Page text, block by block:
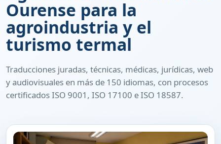
Ourense para la
agroindustria y el
turismo termal
Traducciones juradas, técnicas, médicas, jurídicas, web
y audiovisuales en más de 150 idiomas, con procesos
certificados ISO 9001, ISO 17100 e ISO 18587.